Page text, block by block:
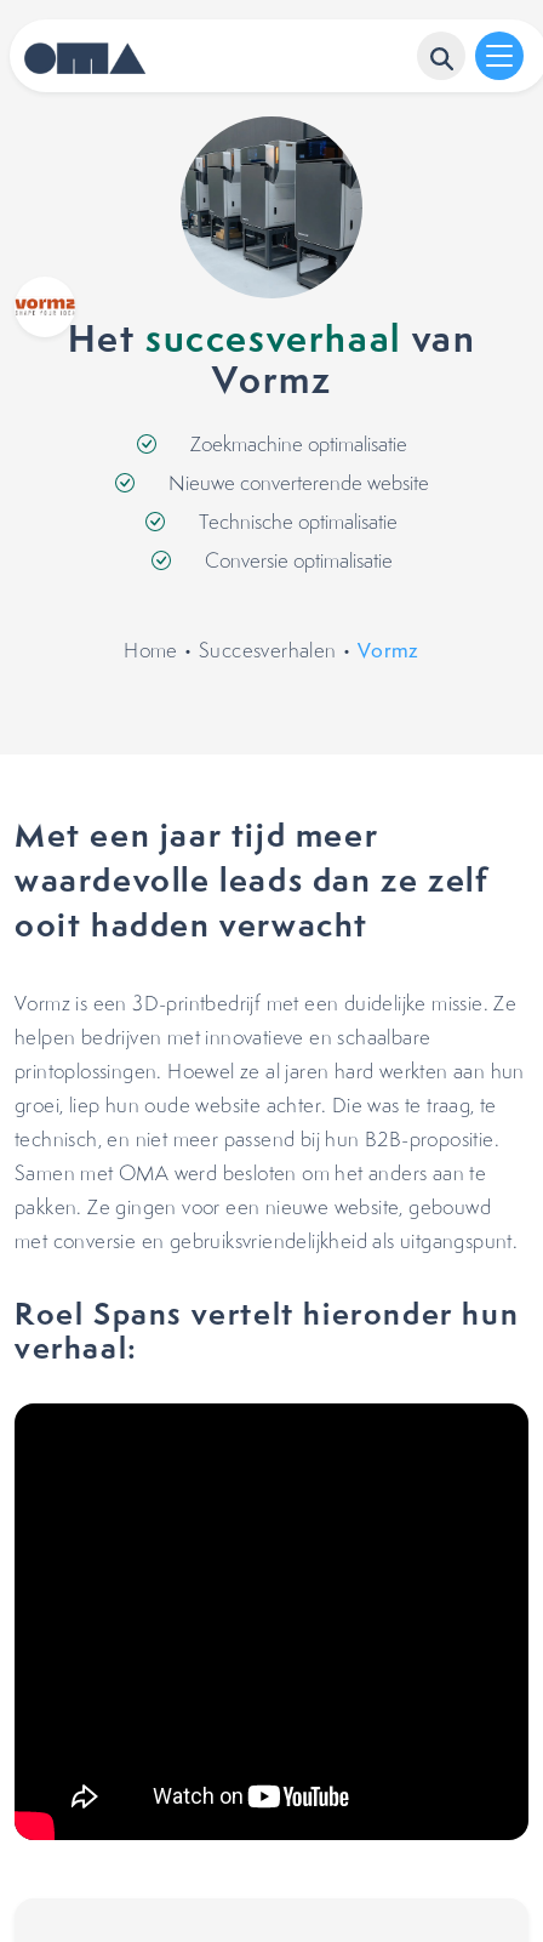
Hetsuccesverhaal van
Vormz
Zoekmachine optimalisatie
Nieuwe converterende website
Technische optimalisatie
Conversie optimalisatie
Home • Succesverhalen • Vormz
Met een jaar tijd meer
waardevolle leads dan ze zelf
ooit hadden verwacht
Vormz is een 3D-printbedrijf met een duidelijke missie. Ze
helpen bedrijven met innovatieve en schaalbare
printoplossingen. Hoewel ze al jaren hard werkten aan hun
groei, liep hun oude website achter. Die was te traag, te
technisch, en niet meer passend bij hun B2B-propositie.
Samen met OMA werd besloten om het anders aan te
pakken. Ze gingen voor een nieuwe website, gebouwd
met conversie en gebruiksvriendelijkheid als uitgangspunt.
Roel Spans vertelt hieronder hun
verhaal: